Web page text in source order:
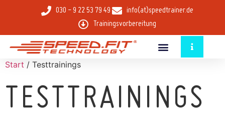
030 - 9 22 53 79 49
info(at)speedtrainer.de
Trainingsvorbereitung
Start / Testtrainings
TESTTRAININGS